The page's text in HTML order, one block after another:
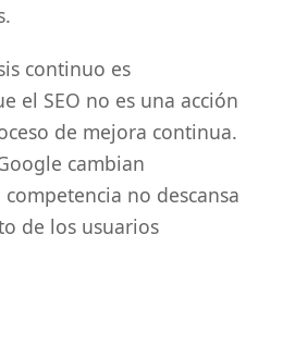
continuo es
el SEO no es una acción
de mejora continua.
cambian
no descansa
de los usuarios